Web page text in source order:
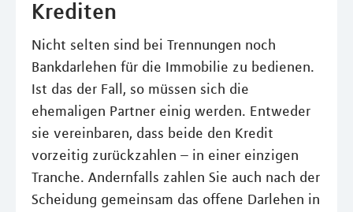
Krediten
Nicht selten sind bei Trennungen noch
Bankdarlehen für die Immobilie zu bedienen.
Ist das der Fall, so müssen sich die
ehemaligen Partner einig werden. Entweder
sie vereinbaren, dass beide den Kredit
vorzeitig zurückzahlen – in einer einzigen
Tranche. Andernfalls zahlen Sie auch nach der
Scheidung gemeinsam das offene Darlehen in